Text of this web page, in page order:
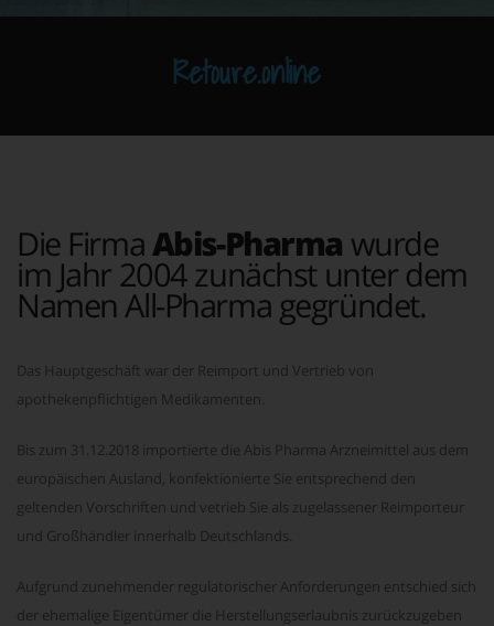
Retoure.online
Die Firma Abis-Pharma wurde
im Jahr 2004 zunächst unter dem
Namen All-Pharma gegründet.
Das Hauptgeschäft war der Reimport und Vertrieb von
apothekenpflichtigen Medikamenten.
Bis zum 31.12.2018 importierte die Abis Pharma Arzneimittel aus dem
europäischen Ausland, konfektionierte Sie entsprechend den
geltenden Vorschriften und vetrieb Sie als zugelassener Reimporteur
und Großhändler innerhalb Deutschlands.
Aufgrund zunehmender regulatorischer Anforderungen entschied sich
der ehemalige Eigentümer die Herstellungserlaubnis zurückzugeben